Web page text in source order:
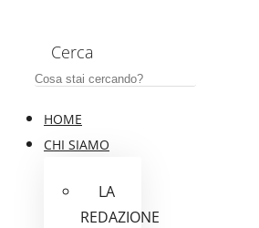
Cerca
HOME
CHI SIAMO
LA
REDAZIONE